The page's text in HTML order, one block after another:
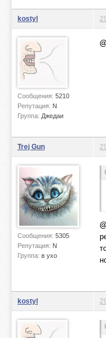
kostyl
Сообщения: 5210
Репутация: N
Группа: Джедаи
Trej Gun
Сообщения: 5305
Репутация: N
Группа: в ухо
kostyl